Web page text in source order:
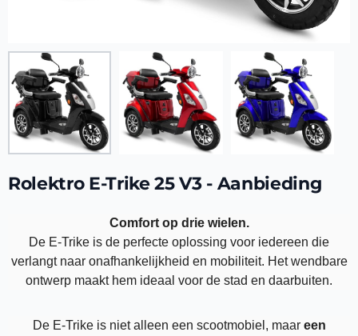
Rolektro E-Trike 25 V3 - Aanbieding
Comfort op drie wielen.
De E-Trike is de perfecte oplossing voor iedereen die
verlangt naar onafhankelijkheid en mobiliteit. Het wendbare
ontwerp maakt hem ideaal voor de stad en daarbuiten.
De E-Trike is niet alleen een scootmobiel, maar een